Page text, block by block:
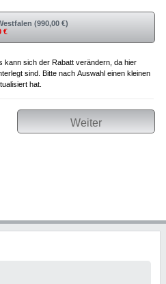
(990,00 €)
€
kann sich der Rabatt verändern, da hier
hat.
Weiter